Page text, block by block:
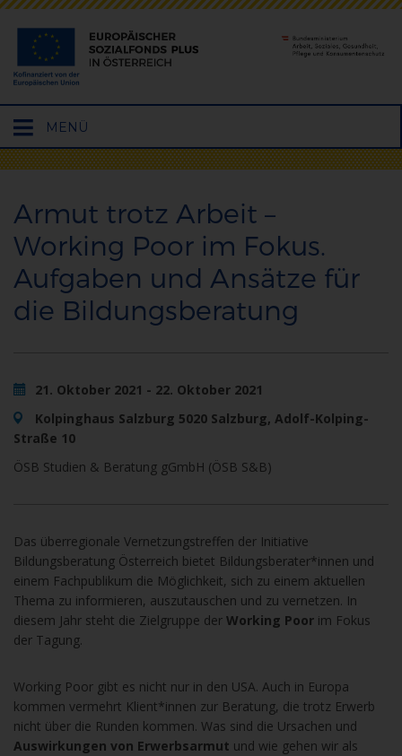
Hauptmenü
öffnen
MENÜ
Armut trotz Arbeit –
Working Poor im Fokus.
Aufgaben und Ansätze für
die Bildungsberatung
21. Oktober 2021 - 22. Oktober 2021
Kolpinghaus Salzburg 5020 Salzburg, Adolf-Kolping-
Straße 10
ÖSB Studien & Beratung gGmbH (ÖSB S&B)
Das überregionale Vernetzungstreffen der Initiative
Bildungsberatung Österreich bietet Bildungsberater*innen und
einem Fachpublikum die Möglichkeit, sich zu einem aktuellen
Thema zu informieren, auszutauschen und zu vernetzen. In
diesem Jahr steht die Zielgruppe der Working Poor im Fokus
der Tagung.
Working Poor gibt es nicht nur in den USA. Auch in Europa
kommen vermehrt Klient*innen zur Beratung, die trotz Erwerb
nicht über die Runden kommen. Was sind die Ursachen und
Auswirkungen von Erwerbsarmut und wie gehen wir als